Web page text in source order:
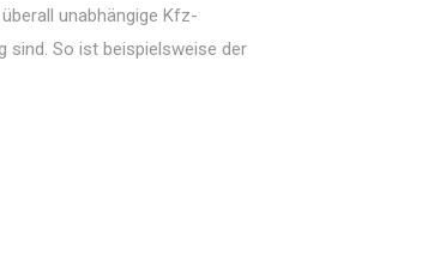
unabhängige Kfz-
sind. So ist beispielsweise der